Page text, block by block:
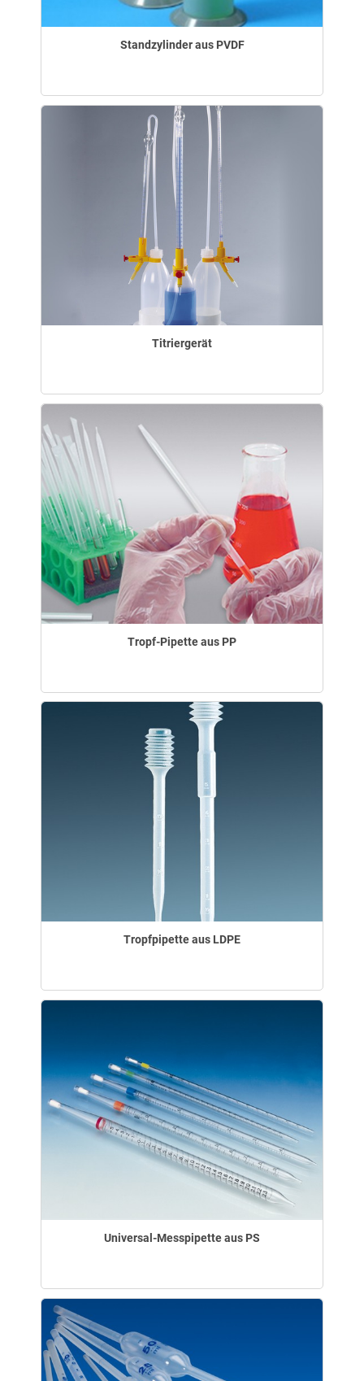
Standzylinder aus PVDF
Titriergerät
Tropf-Pipette aus PP
Tropfpipette aus LDPE
Universal-Messpipette aus PS